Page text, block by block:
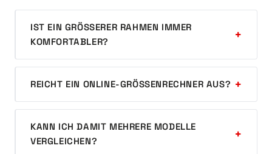
IST EIN GRÖSSERER RAHMEN IMMER K
OMFORTABLER?
REICHT EIN ONLINE-GRÖSSENRECHNER AUS?
KANN ICH DAMIT MEHRERE MODELLE
VERGLEICHEN?